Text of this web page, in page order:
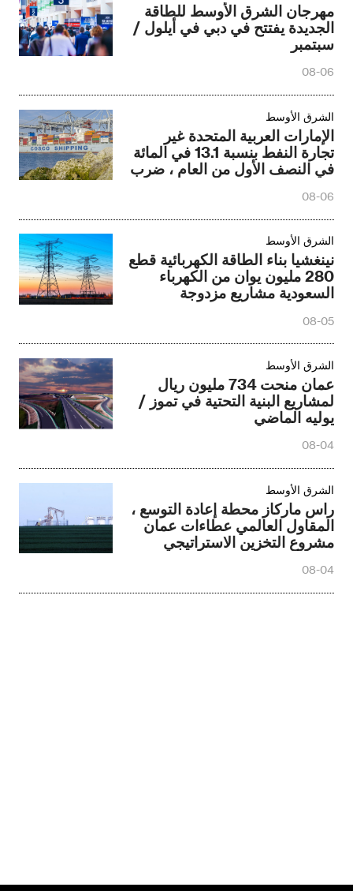
مهرجان الشرق الأوسط للطاقة
الجديدة يفتتح في دبي في أيلول /
سبتمبر
08-06
الشرق الأوسط‎
الإمارات العربية المتحدة غير
تجارة النفط بنسبة 13.1 في المائة
في النصف الأول من العام ، ضرب
08-06
الشرق الأوسط‎
نينغشيا بناء الطاقة الكهربائية قطع
280 مليون يوان من الكهرباء
السعودية مشاريع مزدوجة
08-05
الشرق الأوسط‎
عمان منحت 734 مليون ريال
لمشاريع البنية التحتية في تموز /
يوليه الماضي
08-04
الشرق الأوسط‎
راس ماركاز محطة إعادة التوسع ،
المقاول العالمي عطاءات عمان
مشروع التخزين الاستراتيجي
08-04